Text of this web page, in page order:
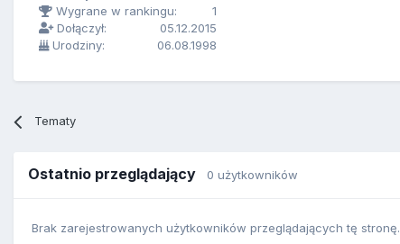
Wygrane w rankingu:
1
Dołączył:
05.12.2015
Urodziny:
06.08.1998
Tematy
Ostatnio przeglądający 0 użytkowników
Brak zarejestrowanych użytkowników przeglądających tę stronę.